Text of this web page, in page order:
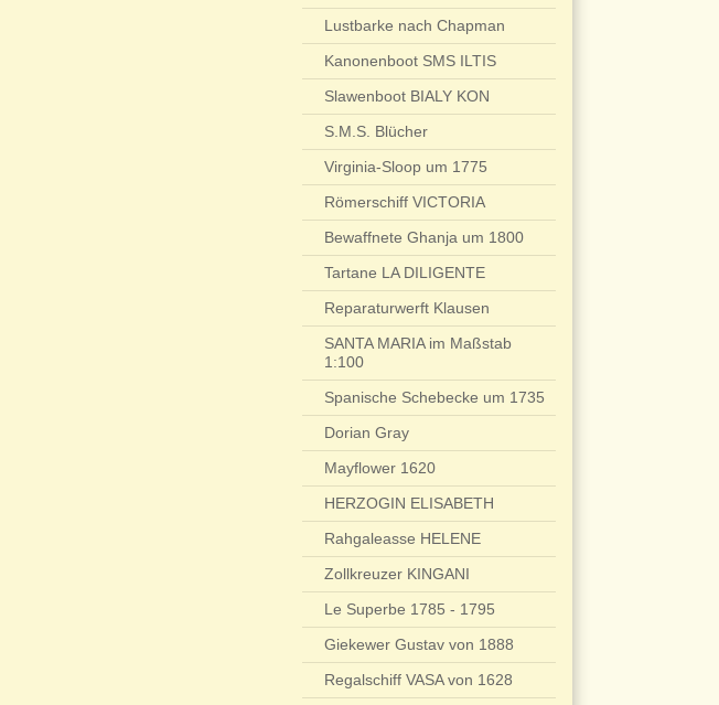
Lustbarke nach Chapman
Kanonenboot SMS ILTIS
Slawenboot BIALY KON
S.M.S. Blücher
Virginia-Sloop um 1775
Römerschiff VICTORIA
Bewaffnete Ghanja um 1800
Tartane LA DILIGENTE
Reparaturwerft Klausen
SANTA MARIA im Maßstab
1:100
Spanische Schebecke um 1735
Dorian Gray
Mayflower 1620
HERZOGIN ELISABETH
Rahgaleasse HELENE
Zollkreuzer KINGANI
Le Superbe 1785 - 1795
Giekewer Gustav von 1888
Regalschiff VASA von 1628